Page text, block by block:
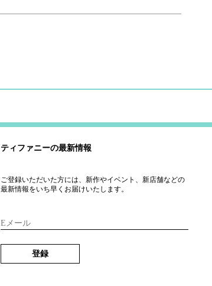
ティファニーの最新情報
ご登録いただいた方には、新作やイベント、新店舗などの
最新情報をいち早くお届けいたします。
Eメール
登録